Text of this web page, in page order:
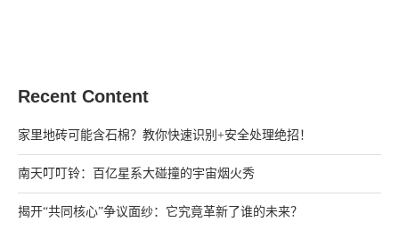
Recent Content
家里地砖可能含石棉？教你快速识别+安全处理绝招！
南天叮叮铃：百亿星系大碰撞的宇宙烟火秀
揭开“共同核心”争议面纱：它究竟革新了谁的未来？